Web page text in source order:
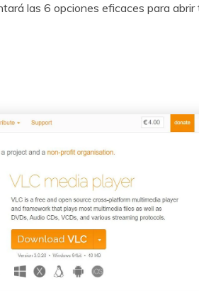
las 6 opciones eficaces para abrir